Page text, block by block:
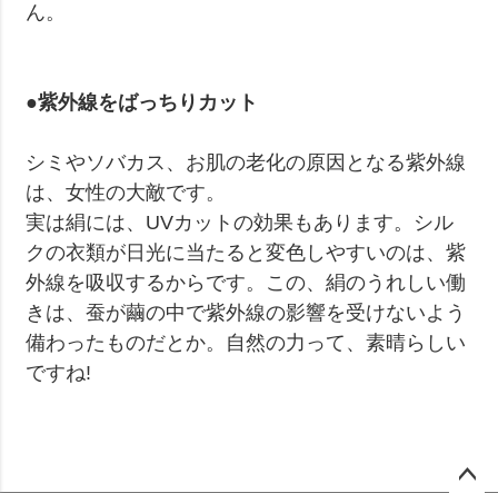
ん。
●紫外線をばっちりカット
シミやソバカス、お肌の老化の原因となる紫外線
は、女性の大敵です。
実は絹には、UVカットの効果もあります。シル
クの衣類が日光に当たると変色しやすいのは、紫
外線を吸収するからです。この、絹のうれしい働
きは、蚕が繭の中で紫外線の影響を受けないよう
備わったものだとか。自然の力って、素晴らしい
ですね!